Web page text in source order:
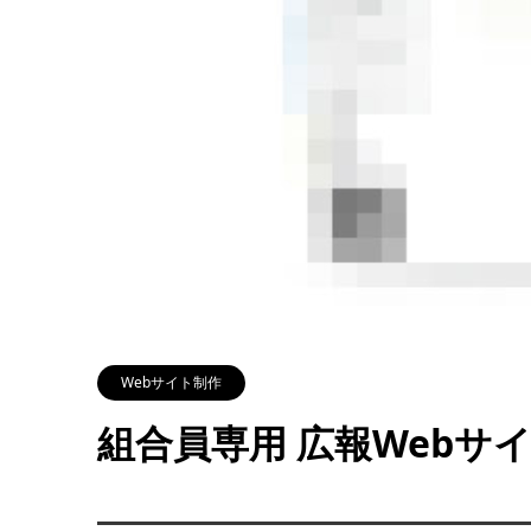
Webサイト制作
組合員専用 広報Webサ